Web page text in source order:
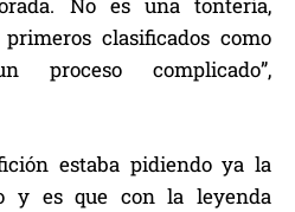
No es una tontería,
clasificados como
complicado”,
estaba pidiendo ya la
y es que con la leyenda